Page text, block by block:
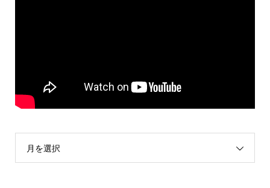
月を選択